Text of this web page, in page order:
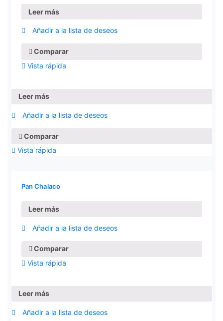
Leer más
Añadir a la lista de deseos
Comparar
Vista rápida
Leer más
Añadir a la lista de deseos
Comparar
Vista rápida
Pan Chalaco
Leer más
Añadir a la lista de deseos
Comparar
Vista rápida
Leer más
Añadir a la lista de deseos